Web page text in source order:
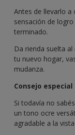
Antes de llevarlo a
sensación de
terminado.
Da rienda suelta
tu nuevo hogar,
mudanza.
Consejo especial
Si todavía no
un tono ocre
agradable a la